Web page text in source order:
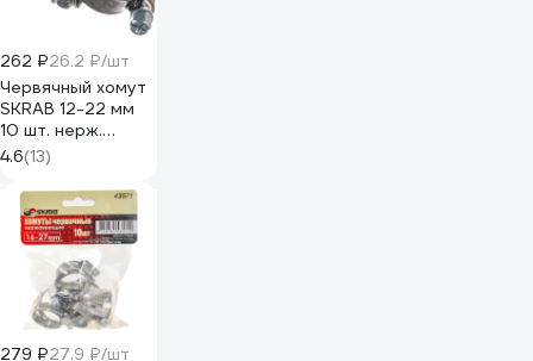
262 ₽26.2 ₽/шт
Червячный хомут
SKRAB 12-22 мм
10 шт. нерж.
43570
4.6(13)
279 ₽27.9 ₽/шт